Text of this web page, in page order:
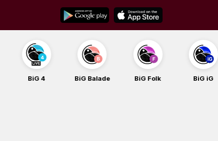
content
BiG 4 BiG Balade BiG Folk BiG iG